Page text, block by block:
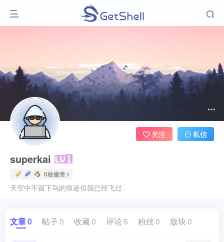
superkai
6枚徽章
天空中不留下鸟的痕迹但我已经飞过.
关注 私信
文章0 帖子 0 收藏 0 评论 5 粉丝 0 版块 0